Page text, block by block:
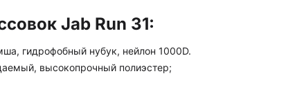
Jab Run 31:
гидрофобный нубук, нейлон 1000D.
высокопрочный полиэстер;